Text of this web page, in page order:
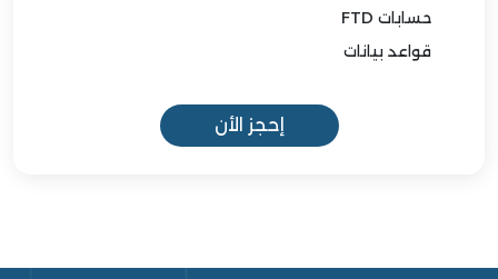
حسابات FTD
قواعد بيانات
إحجز الأن